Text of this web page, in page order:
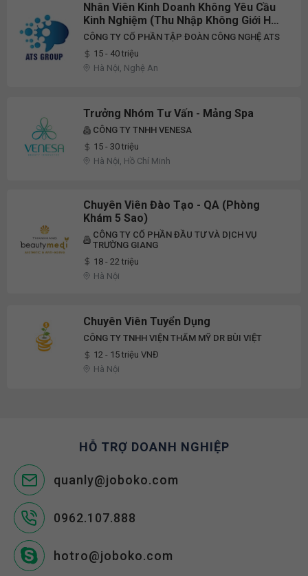
Nhân Viên Kinh Doanh Không Yêu Cầu
Kinh Nghiệm (Thu Nhập Không Giới Hạn
Trần + Cổ Phần Trọn Đời)
CÔNG TY CỔ PHẦN TẬP ĐOÀN CÔNG NGHỆ ATS
15 - 40 triệu
Hà Nội, Nghệ An
Trưởng Nhóm Tư Vấn - Mảng Spa
CÔNG TY TNHH VENESA
15 - 30 triệu
Hà Nội, Hồ Chí Minh
Chuyên Viên Đào Tạo - QA (Phòng
Khám 5 Sao)
CÔNG TY CỔ PHẦN ĐẦU TƯ VÀ DỊCH VỤ
TRƯỜNG GIANG
18 - 22 triệu
Hà Nội
Chuyên Viên Tuyển Dụng
CÔNG TY TNHH VIỆN THẨM MỸ DR BÙI VIỆT
12 - 15 triệu VNĐ
Hà Nội
HỖ TRỢ DOANH NGHIỆP
quanly@joboko.com
0962.107.888
hotro@joboko.com